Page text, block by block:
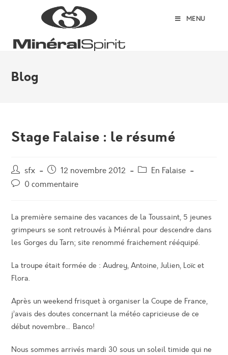
MENU
Blog
Stage Falaise : le résumé
Auteur/autrice
de
sfx
Post
published:
12 novembre 2012
Post En Falaise
Post 0 commentaire
La première semaine des vacances de la Toussaint, 5 jeunes
grimpeurs se sont retrouvés à Miénral pour descendre dans
les Gorges du Tarn; site renommé fraichement rééquipé.
La troupe était formée de : Audrey, Antoine, Julien, Loïc et
Flora.
Après un weekend frisquet à organiser la Coupe de France,
j’avais des doutes concernant la météo capricieuse de ce
début novembre… Banco!
Nous sommes arrivés mardi 30 sous un soleil timide qui ne